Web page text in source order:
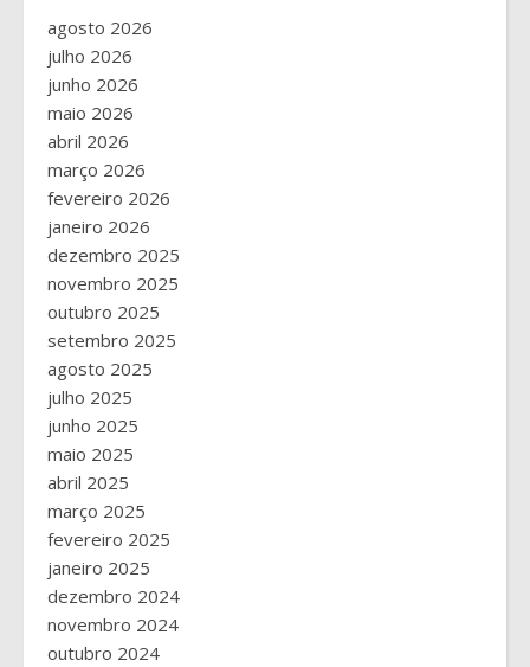
agosto 2026
julho 2026
junho 2026
maio 2026
abril 2026
março 2026
fevereiro 2026
janeiro 2026
dezembro 2025
novembro 2025
outubro 2025
setembro 2025
agosto 2025
julho 2025
junho 2025
maio 2025
abril 2025
março 2025
fevereiro 2025
janeiro 2025
dezembro 2024
novembro 2024
outubro 2024